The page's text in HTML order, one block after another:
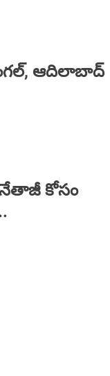
ఆదిలాబాద్
నేతాజీ కోసం